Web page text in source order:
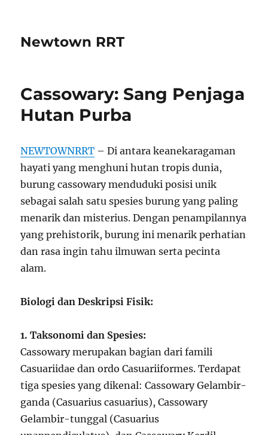
Newtown RRT
Cassowary: Sang Penjaga
Hutan Purba
NEWTOWNRRT – Di antara keanekaragaman
hayati yang menghuni hutan tropis dunia,
burung cassowary menduduki posisi unik
sebagai salah satu spesies burung yang paling
menarik dan misterius. Dengan penampilannya
yang prehistorik, burung ini menarik perhatian
dan rasa ingin tahu ilmuwan serta pecinta
alam.
Biologi dan Deskripsi Fisik:
1. Taksonomi dan Spesies:
Cassowary merupakan bagian dari famili
Casuariidae dan ordo Casuariiformes. Terdapat
tiga spesies yang dikenal: Cassowary Gelambir-
ganda (Casuarius casuarius), Cassowary
Gelambir-tunggal (Casuarius